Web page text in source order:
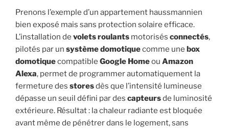
Prenons l’exemple d’un appartement haussmannien
bien exposé mais sans protection solaire efficace.
L’installation de volets roulants motorisés connectés,
pilotés par un système domotiquecomme une box
domotiquecompatible Google Homeou Amazon
Alexa, permet de programmer automatiquement la
fermeture des storesdès que l’intensité lumineuse
dépasse un seuil défini par des capteursde luminosité
extérieure. Résultat : la chaleur radiante est bloquée
avant même de pénétrer dans le logement, sans